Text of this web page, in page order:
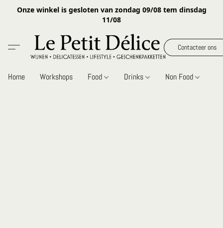
Onze winkel is gesloten van zondag 09/08 tem dinsdag
11/08
Contacteer ons
Home Workshops Food Drinks Non Food